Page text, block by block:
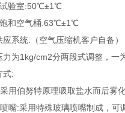
试验室:50℃±1℃
饱和空气桶:63℃±1℃
应系统:（空气压缩机客户自备）
力为1kg/cm2分两段式调整，一
式:
采用伯努特原理吸取盐水而后
喷嘴:采用特殊玻璃喷嘴制成，